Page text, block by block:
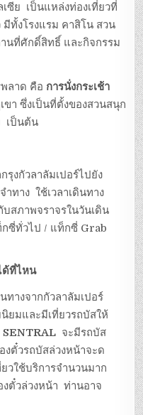
เซีย เป็นแหล่งท่องเที่ยวที่
มีทั้งโรงแรม คาสิโน สวน
นที่ศักดิ์สิทธิ์ และกิจกรรม
ลาด คือ การนั่งกระเช้า
า ซึ่งเป็นที่ตั้งของสวนสนุก
เป็นต้น
รุงกัวลาลัมเปอร์ไปยัง
ทาง ใช้เวลาเดินทาง
สภาพจราจรในวันเดิน
กซี่ทั่วไป / แท็กซี่ Grab
ด้ที่ไหน
ทางจากกัวลาลัมเปอร์
ยมและมีเที่ยวรถบัสให้
SENTRAL จะมีรถบัส
ตั๋วรถบัสล่วงหน้าจะด
วใช้บริการจำนวนมาก
ตั๋วล่วงหน้า ท่านอาจ